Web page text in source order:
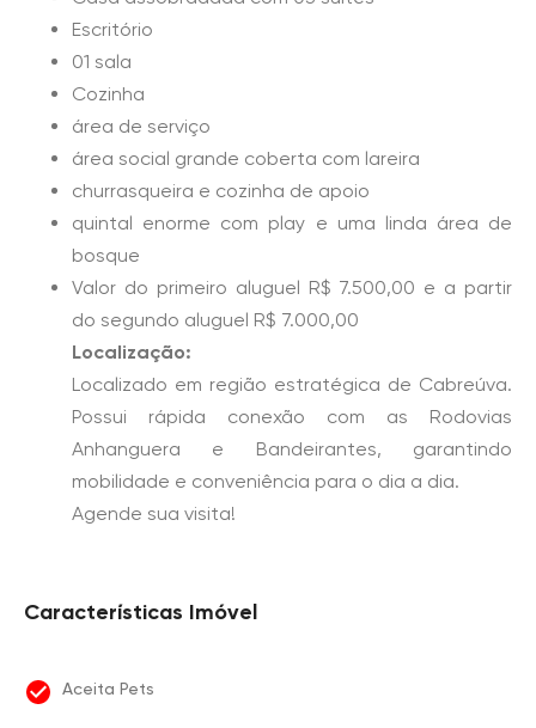
Escritório
01 sala
Cozinha
área de serviço
área social grande coberta com lareira
churrasqueira e cozinha de apoio
quintal enorme com play e uma linda área de
bosque
Valor do primeiro aluguel R$ 7.500,00 e a partir
do segundo aluguel R$ 7.000,00
Localização:
Localizado em região estratégica de Cabreúva.
Possui rápida conexão com as Rodovias
Anhanguera e Bandeirantes, garantindo
mobilidade e conveniência para o dia a dia.
Agende sua visita!
Características Imóvel
Aceita Pets